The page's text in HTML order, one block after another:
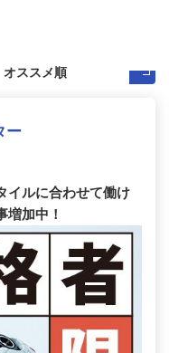
ー
イルに合わせて働け
加中！